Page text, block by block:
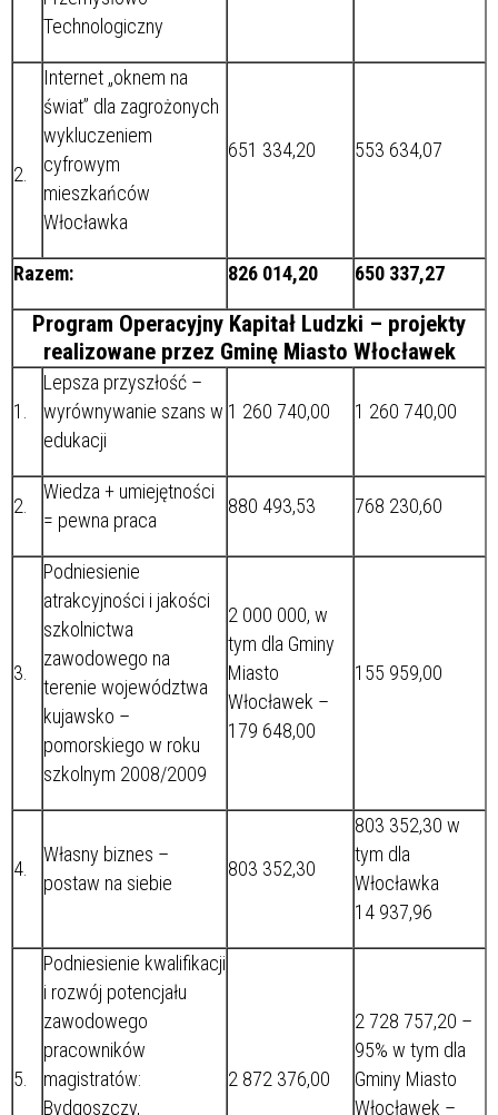
Technologiczny
2.
Internet „oknem na
świat” dla zagrożonych
wykluczeniem
cyfrowym
mieszkańców
Włocławka
651 334,20 553 634,07
Razem: 826 014,20 650 337,27
Program Operacyjny Kapitał Ludzki – projekty
realizowane przez Gminę Miasto Włocławek
1.
Lepsza przyszłość –
wyrównywanie szans w
edukacji
1 260 740,00 1 260 740,00
2.
Wiedza + umiejętności
= pewna praca
880 493,53 768 230,60
3.
Podniesienie
atrakcyjności i jakości
szkolnictwa
zawodowego na
terenie województwa
kujawsko –
pomorskiego w roku
szkolnym 2008/2009
2 000 000, w
tym dla Gminy
Miasto
Włocławek –
179 648,00
155 959,00
4.
Własny biznes –
postaw na siebie
803 352,30
803 352,30 w
tym dla
Włocławka
14 937,96
5.
Podniesienie kwalifikacji
i rozwój potencjału
zawodowego
pracowników
magistratów:
Bydgoszczy,
2 872 376,00
2 728 757,20 –
95% w tym dla
Gminy Miasto
Włocławek –